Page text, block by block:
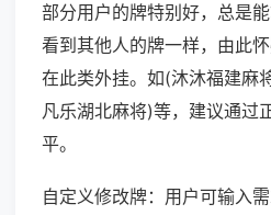
部分用户的牌特别好，总是
看到其他人的牌一样，由此
在此类外挂。如(沐沐福建麻
凡乐湖北麻将)等，建议通过
平。
自定义修改牌：用户可输入